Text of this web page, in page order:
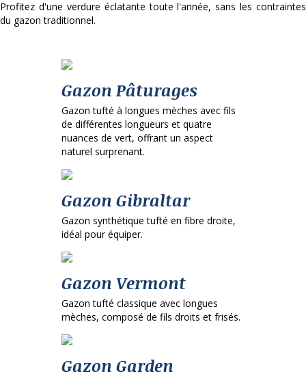
Profitez d'une verdure éclatante toute l'année, sans les contraintes
du gazon traditionnel.
Gazon Pâturages
Gazon tufté à longues mèches avec fils
de différentes longueurs et quatre
nuances de vert, offrant un aspect
naturel surprenant.
Gazon Gibraltar
Gazon synthétique tufté en fibre droite,
idéal pour équiper.
Gazon Vermont
Gazon tufté classique avec longues
mèches, composé de fils droits et frisés.
Gazon Garden